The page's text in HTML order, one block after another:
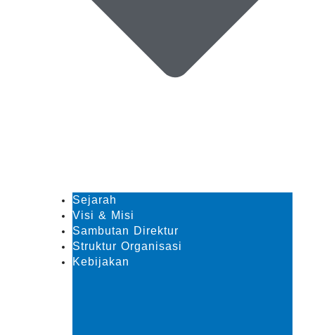
Sejarah
Visi & Misi
Sambutan Direktur
Struktur Organisasi
Kebijakan